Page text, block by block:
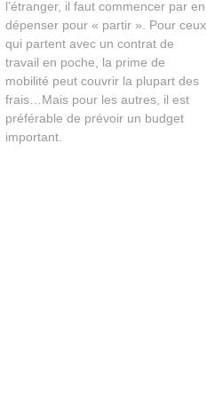
l’étranger, il faut commencer par en
dépenser pour « partir ». Pour ceux
qui partent avec un contrat de
travail en poche, la prime de
mobilité peut couvrir la plupart des
frais…Mais pour les autres, il est
préférable de prévoir un budget
important.